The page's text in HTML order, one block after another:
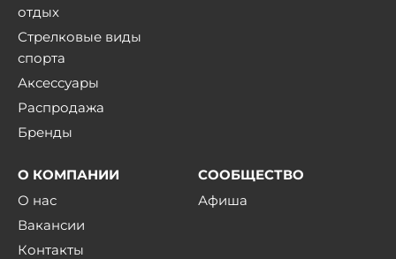
отдых
Стрелковые виды
спорта
Аксессуары
Распродажа
Бренды
О КОМПАНИИ
О нас
Вакансии
Контакты
СООБЩЕСТВО
Афиша